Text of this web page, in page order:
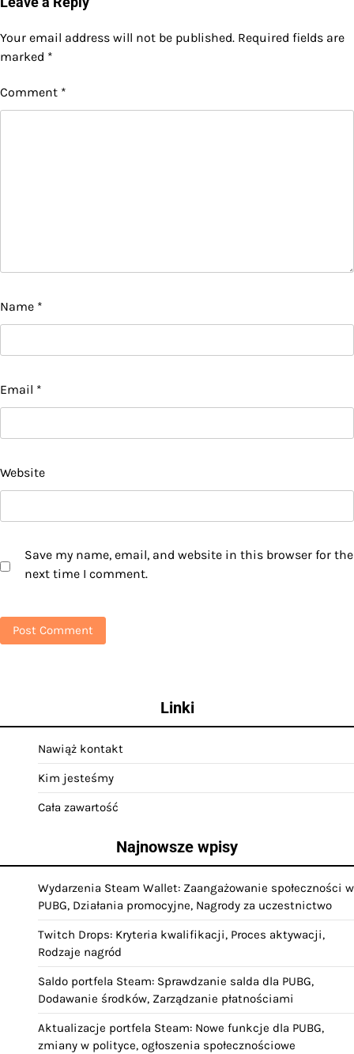
Your email address will not be published. Required fields are
marked *
Comment *
Name *
Email *
Website
Save my name, email, and website in this browser for the
next time I comment.
Linki
Nawiąż kontakt
Kim jesteśmy
Cała zawartość
Najnowsze wpisy
Wydarzenia Steam Wallet: Zaangażowanie społeczności w
PUBG, Działania promocyjne, Nagrody za uczestnictwo
Twitch Drops: Kryteria kwalifikacji, Proces aktywacji,
Rodzaje nagród
Saldo portfela Steam: Sprawdzanie salda dla PUBG,
Dodawanie środków, Zarządzanie płatnościami
Aktualizacje portfela Steam: Nowe funkcje dla PUBG,
zmiany w polityce, ogłoszenia społecznościowe